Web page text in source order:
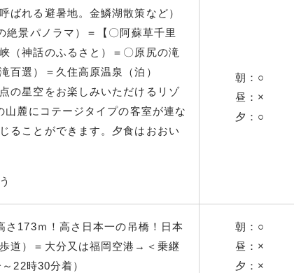
ばれる避暑地。金鱗湖散策など）
絶景パノラマ）＝【〇阿蘇草千里
（神話のふるさと）＝〇原尻の滝
百選）＝久住高原温泉（泊）
の星空をお楽しみいただけるリゾ
麓にコテージタイプの客室が連な
ることができます。夕食はおおい
朝：○
昼：×
夕：○
173ｍ！高さ日本一の吊橋！日本
道）＝大分又は福岡空港→＜乗継
22時30分着）
朝：○
昼：×
夕：×